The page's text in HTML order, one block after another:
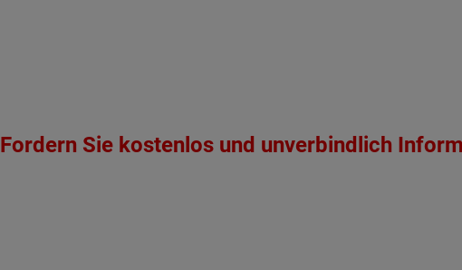
Fordern Sie kostenlos und unverbindlich